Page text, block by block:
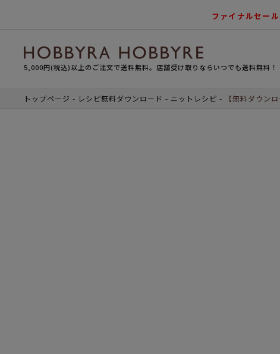
ファイナルセー
5,000円(税込)以上のご注文で送料無料。店舗受け取りならいつでも送料無料！
トップページ レシピ無料ダウンロード ニットレシピ 【無料ダウン